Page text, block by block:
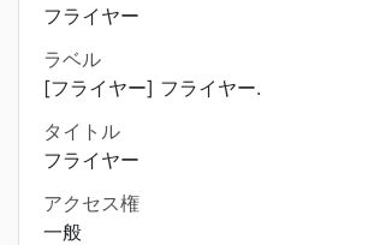
フライヤー
ラベル
[フライヤー] フライヤー.
タイトル
フライヤー
アクセス権
一般